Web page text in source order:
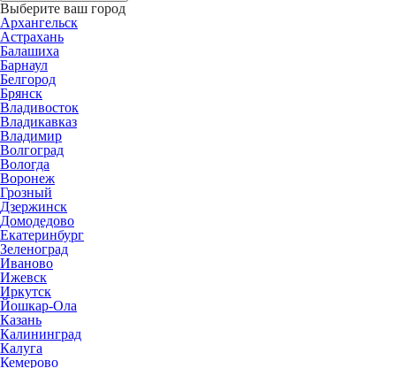
Выберите ваш город
Архангельск
Астрахань
Балашиха
Барнаул
Белгород
Брянск
Владивосток
Владикавказ
Владимир
Волгоград
Вологда
Воронеж
Грозный
Дзержинск
Домодедово
Екатеринбург
Зеленоград
Иваново
Ижевск
Иркутск
Йошкар-Ола
Казань
Калининград
Калуга
Кемерово